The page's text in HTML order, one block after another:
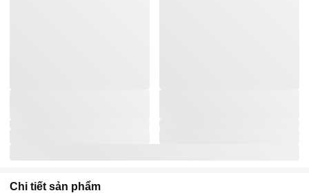
Chi tiết sản phẩm